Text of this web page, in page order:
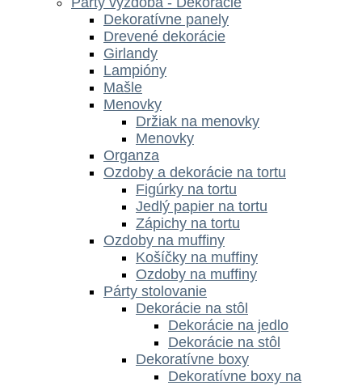
Dekoratívne panely
Drevené dekorácie
Girlandy
Lampióny
Mašle
Menovky
Držiak na menovky
Menovky
Organza
Ozdoby a dekorácie na tortu
Figúrky na tortu
Jedlý papier na tortu
Zápichy na tortu
Ozdoby na muffiny
Košíčky na muffiny
Ozdoby na muffiny
Párty stolovanie
Dekorácie na stôl
Dekorácie na jedlo
Dekorácie na stôl
Dekoratívne boxy
Dekoratívne boxy na